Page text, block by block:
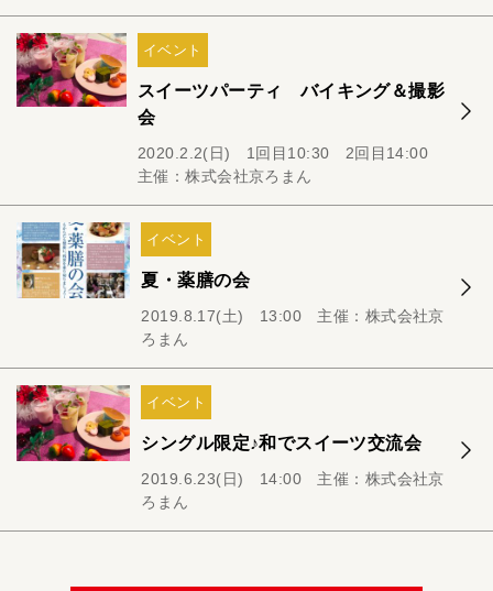
イベント
スイーツパーティ バイキング＆撮影
会
2020.2.2(日) 1回目10:30 2回目14:00
主催：株式会社京ろまん
イベント
夏・薬膳の会
2019.8.17(土) 13:00 主催：株式会社京
ろまん
イベント
シングル限定♪和でスイーツ交流会
2019.6.23(日) 14:00 主催：株式会社京
ろまん